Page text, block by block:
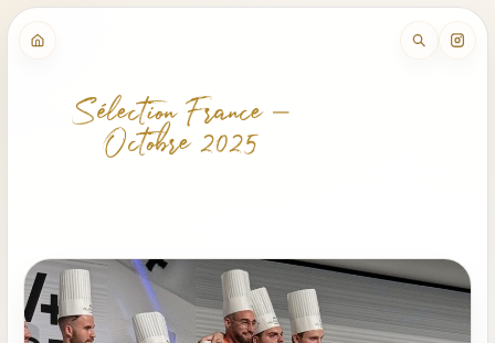
Sélection France –
Octobre 2025